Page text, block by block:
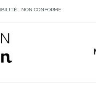
: NON CONFORME